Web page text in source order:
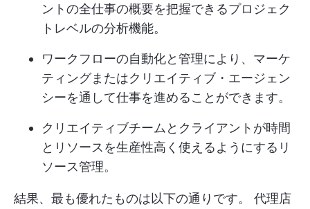
ントの全仕事の概要を把握できるプロジェク
トレベルの分析機能。
ワークフローの自動化と管理により、マーケ
ティングまたはクリエイティブ・エージェン
シーを通して仕事を進めることができます。
クリエイティブチームとクライアントが時間
とリソースを生産性高く使えるようにするリ
ソース管理。
結果、最も優れたものは以下の通りです。 代理店